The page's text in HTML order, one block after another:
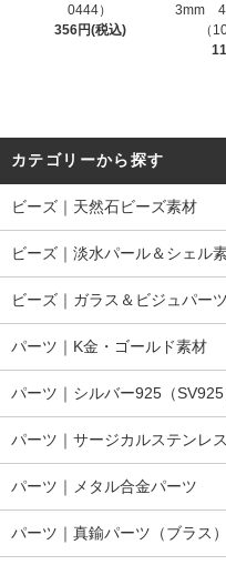
0444）
356円(税込)
3mm 4
（
カテゴリーから探す
ビーズ｜天然石ビーズ素材
ビーズ｜淡水パール＆シェル
ビーズ｜ガラス＆ビジュパーツ
パーツ｜K金・ゴールド素材
パーツ｜シルバー925（SV925
パーツ｜サージカルステンレ
パーツ｜メタル合金パーツ
パーツ｜真鍮パーツ（ブラス）